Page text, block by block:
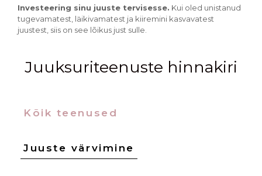
Investeering sinu juuste tervisesse. Kui oled unistanud
tugevamatest, läikivamatest ja kiiremini kasvavatest
juustest, siis on see lõikus just sulle.
Juuksuriteenuste hinnakiri
Kõik teenused
Juuste värvimine